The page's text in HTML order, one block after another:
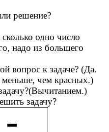
решение?
одно число
надо из большего
вопрос к задаче? (Да.
чем красных.)
задачу?
▬